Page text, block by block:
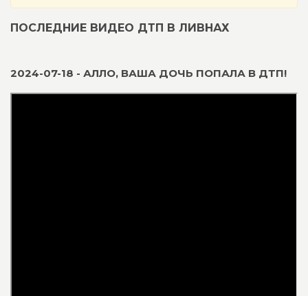
ПОСЛЕДНИЕ ВИДЕО ДТП В ЛИВНАХ
2024-07-18 - АЛЛО, ВАША ДОЧЬ ПОПАЛА В ДТП!